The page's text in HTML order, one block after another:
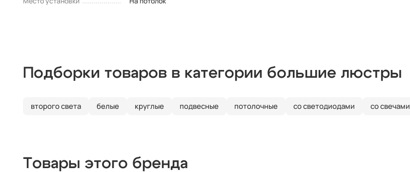
Подборки товаров в категории большие люстры
второго света белые круглые подвесные потолочные со светодиодами со свечами
Товары этого бренда